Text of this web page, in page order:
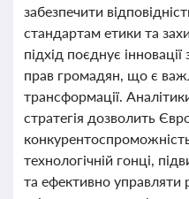
забезпечити
стандартам етики та
підхід поєднує
прав громадян, що є
трансформації.
стратегія дозволить
технологічній гонці,
та ефективно управляти